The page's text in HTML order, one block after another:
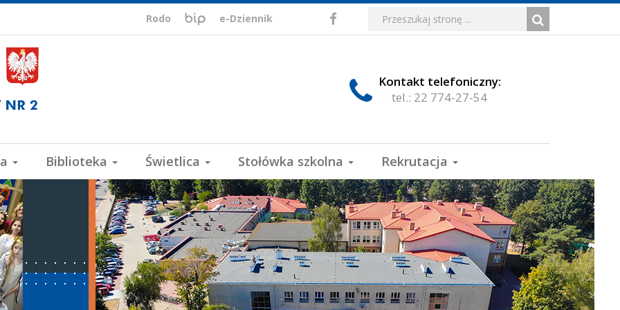
ePUAP,
VULCAN
Rodo
Biuletyn
Informacji
e-Dziennik
Media
społecznościowe
FacebookWyszukiwarka
Formularz
wyszukiwania
Wyszukiwana
fraza:
Szukaj
Kontakt telefoniczny:
tel.: 22 774-27-54
Biblioteka Świetlica Stołówka szkolna Rekrutacja